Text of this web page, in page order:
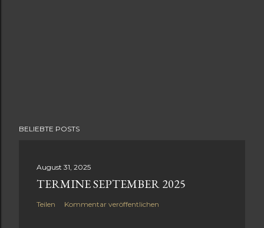
BELIEBTE POSTS
August 31, 2025
TERMINE SEPTEMBER 2025
Teilen Kommentar veröffentlichen